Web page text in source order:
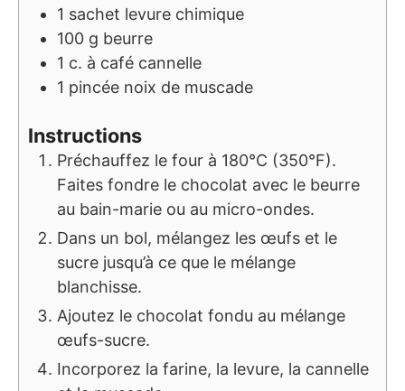
1 sachet levure chimique
100 g beurre
1 c. à café cannelle
1 pincée noix de muscade
Instructions
Préchauffez le four à 180°C (350°F).
Faites fondre le chocolat avec le beurre
au bain-marie ou au micro-ondes.
Dans un bol, mélangez les œufs et le
sucre jusqu’à ce que le mélange
blanchisse.
Ajoutez le chocolat fondu au mélange
œufs-sucre.
Incorporez la farine, la levure, la cannelle